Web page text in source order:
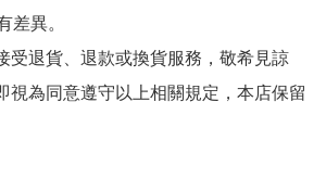
差異。
受退貨、退款或換貨服務，敬希見諒
視為同意遵守以上相關規定，本店保留